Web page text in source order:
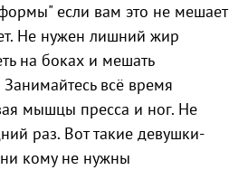
если вам это не мешает
Не нужен лишний жир
на боках и мешать
всё время
мышцы пресса и ног. Не
раз. Вот такие девушки-
кому не нужны